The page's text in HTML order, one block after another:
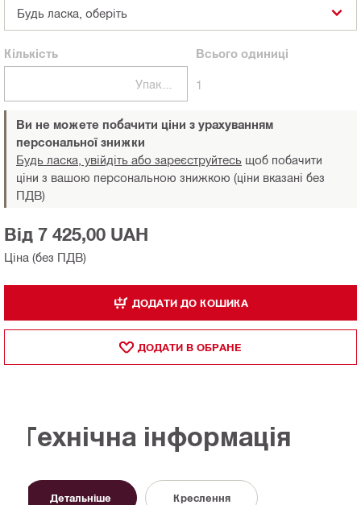
Будь ласка, оберіть
Кількість
Упаковки
Всьогоодиниці
1
Ви не можете побачити ціни з урахуванням
персональної знижки
Будь ласка, увійдіть або зареєструйтесь щоб побачити
ціни з вашою персональною знижкою (ціни вказані без
ПДВ)
Ціна (без ПДВ)
Від 7 425,00 UAH
ДОДАТИ ДО КОШИКА
ДОДАТИ В ОБРАНЕ
Технічна інформація
Детальніше Креслення